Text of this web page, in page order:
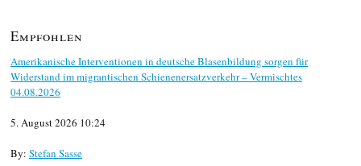
Empfohlen
Amerikanische Interventionen in deutsche Blasenbildung sorgen für
Widerstand im migrantischen Schienenersatzverkehr – Vermischtes
04.08.2026
5. August 2026 10:24
By: Stefan Sasse